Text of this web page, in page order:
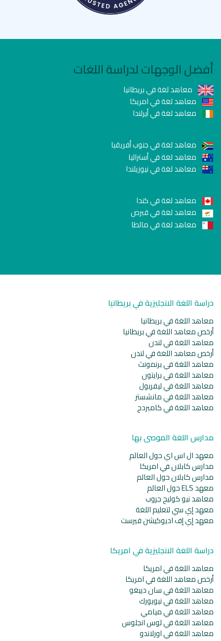
أفضل الوجهات لدراسة اللغات
معاهد لغة في بريطانيا
معاهد لغة في امريكا
معاهد لغة في أيرلندا
معاهد لغة في جنوب أفريقيا
معاهد لغة في أستراليا
معاهد لغة في نيوزيلندا
معاهد لغة في كندا
معاهد لغة في قبرص
معاهد لغة في مالطا
دراسة اللغة الانجليزية في بريطانيا
معاهد اللغة في بريطانيا
أرخص معاهد اللغة في بريطانيا
معاهد اللغة في لندن
أرخص معاهد اللغة في لندن
معاهد اللغة في برنمونث
معاهد اللغة في برايتون
معاهد اللغة في ليفربول
معاهد اللغة في مانشستر
معاهد اللغة في كامبردج
مدارس اللغة الموصى بها
معهد ال اس اي حول العالم
مدارس كابلان في امريكا
مدارس كابلان حول العالم
معهد ELS حول العالم
معاهد نيو كوليج جروب
معهد إي سي لتعليم اللغة
معهد إي إف اديوكيشن فيرست
دراسة اللغة الانجليزية في امريكا
معاهد اللغة في امريكا
أرخص معاهد اللغة في امريكا
معاهد اللغة في سان دييغو
معاهد اللغة في نيويورك
معاهد اللغة في ميامي
معاهد اللغة في لوس انجلوس
معاهد اللغة في اورلاندو